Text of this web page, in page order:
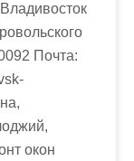
Почта:
окон